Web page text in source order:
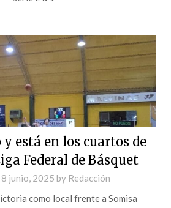
está en los cuartos de
Federal de Básquet
8 junio, 2025 by Redacción
como local frente a Somisa